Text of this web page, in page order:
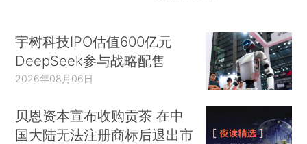
宇树科技IPO估值600亿元
DeepSeek参与战略配售
2026年08月06日
贝恩资本宣布收购贡茶 在中
国大陆无法注册商标后退出市